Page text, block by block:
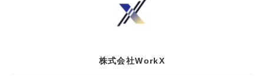
株式会社WorkX